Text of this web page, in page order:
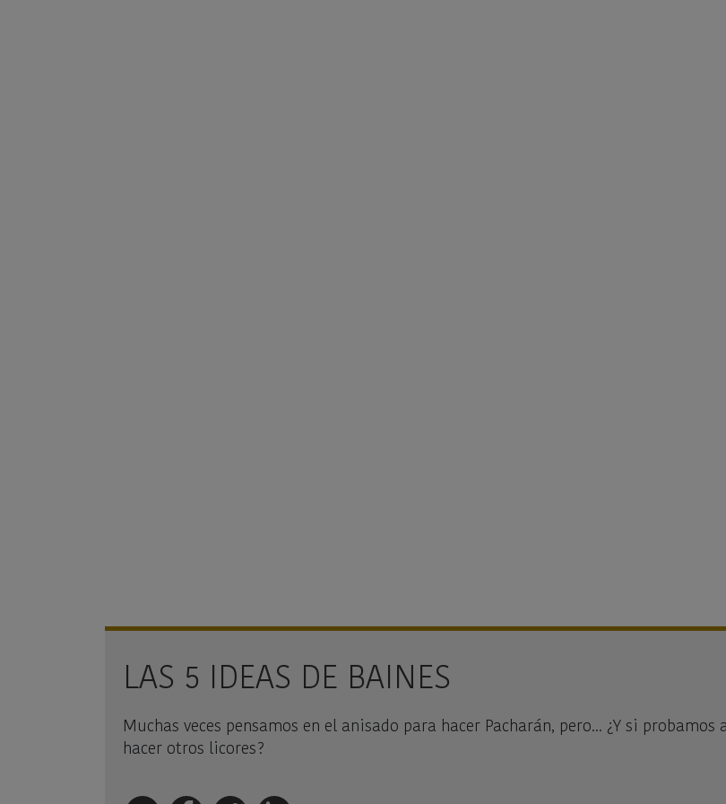
LAS 5 IDEAS DE BAINES
Muchas veces pensamos en el anisado para hacer Pacharán, pero... ¿Y si probamos
hacer otros licores?